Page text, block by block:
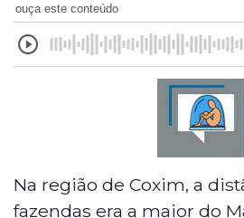
ouça este conteúdo
Na região de Coxim, a
fazendas era a maior do